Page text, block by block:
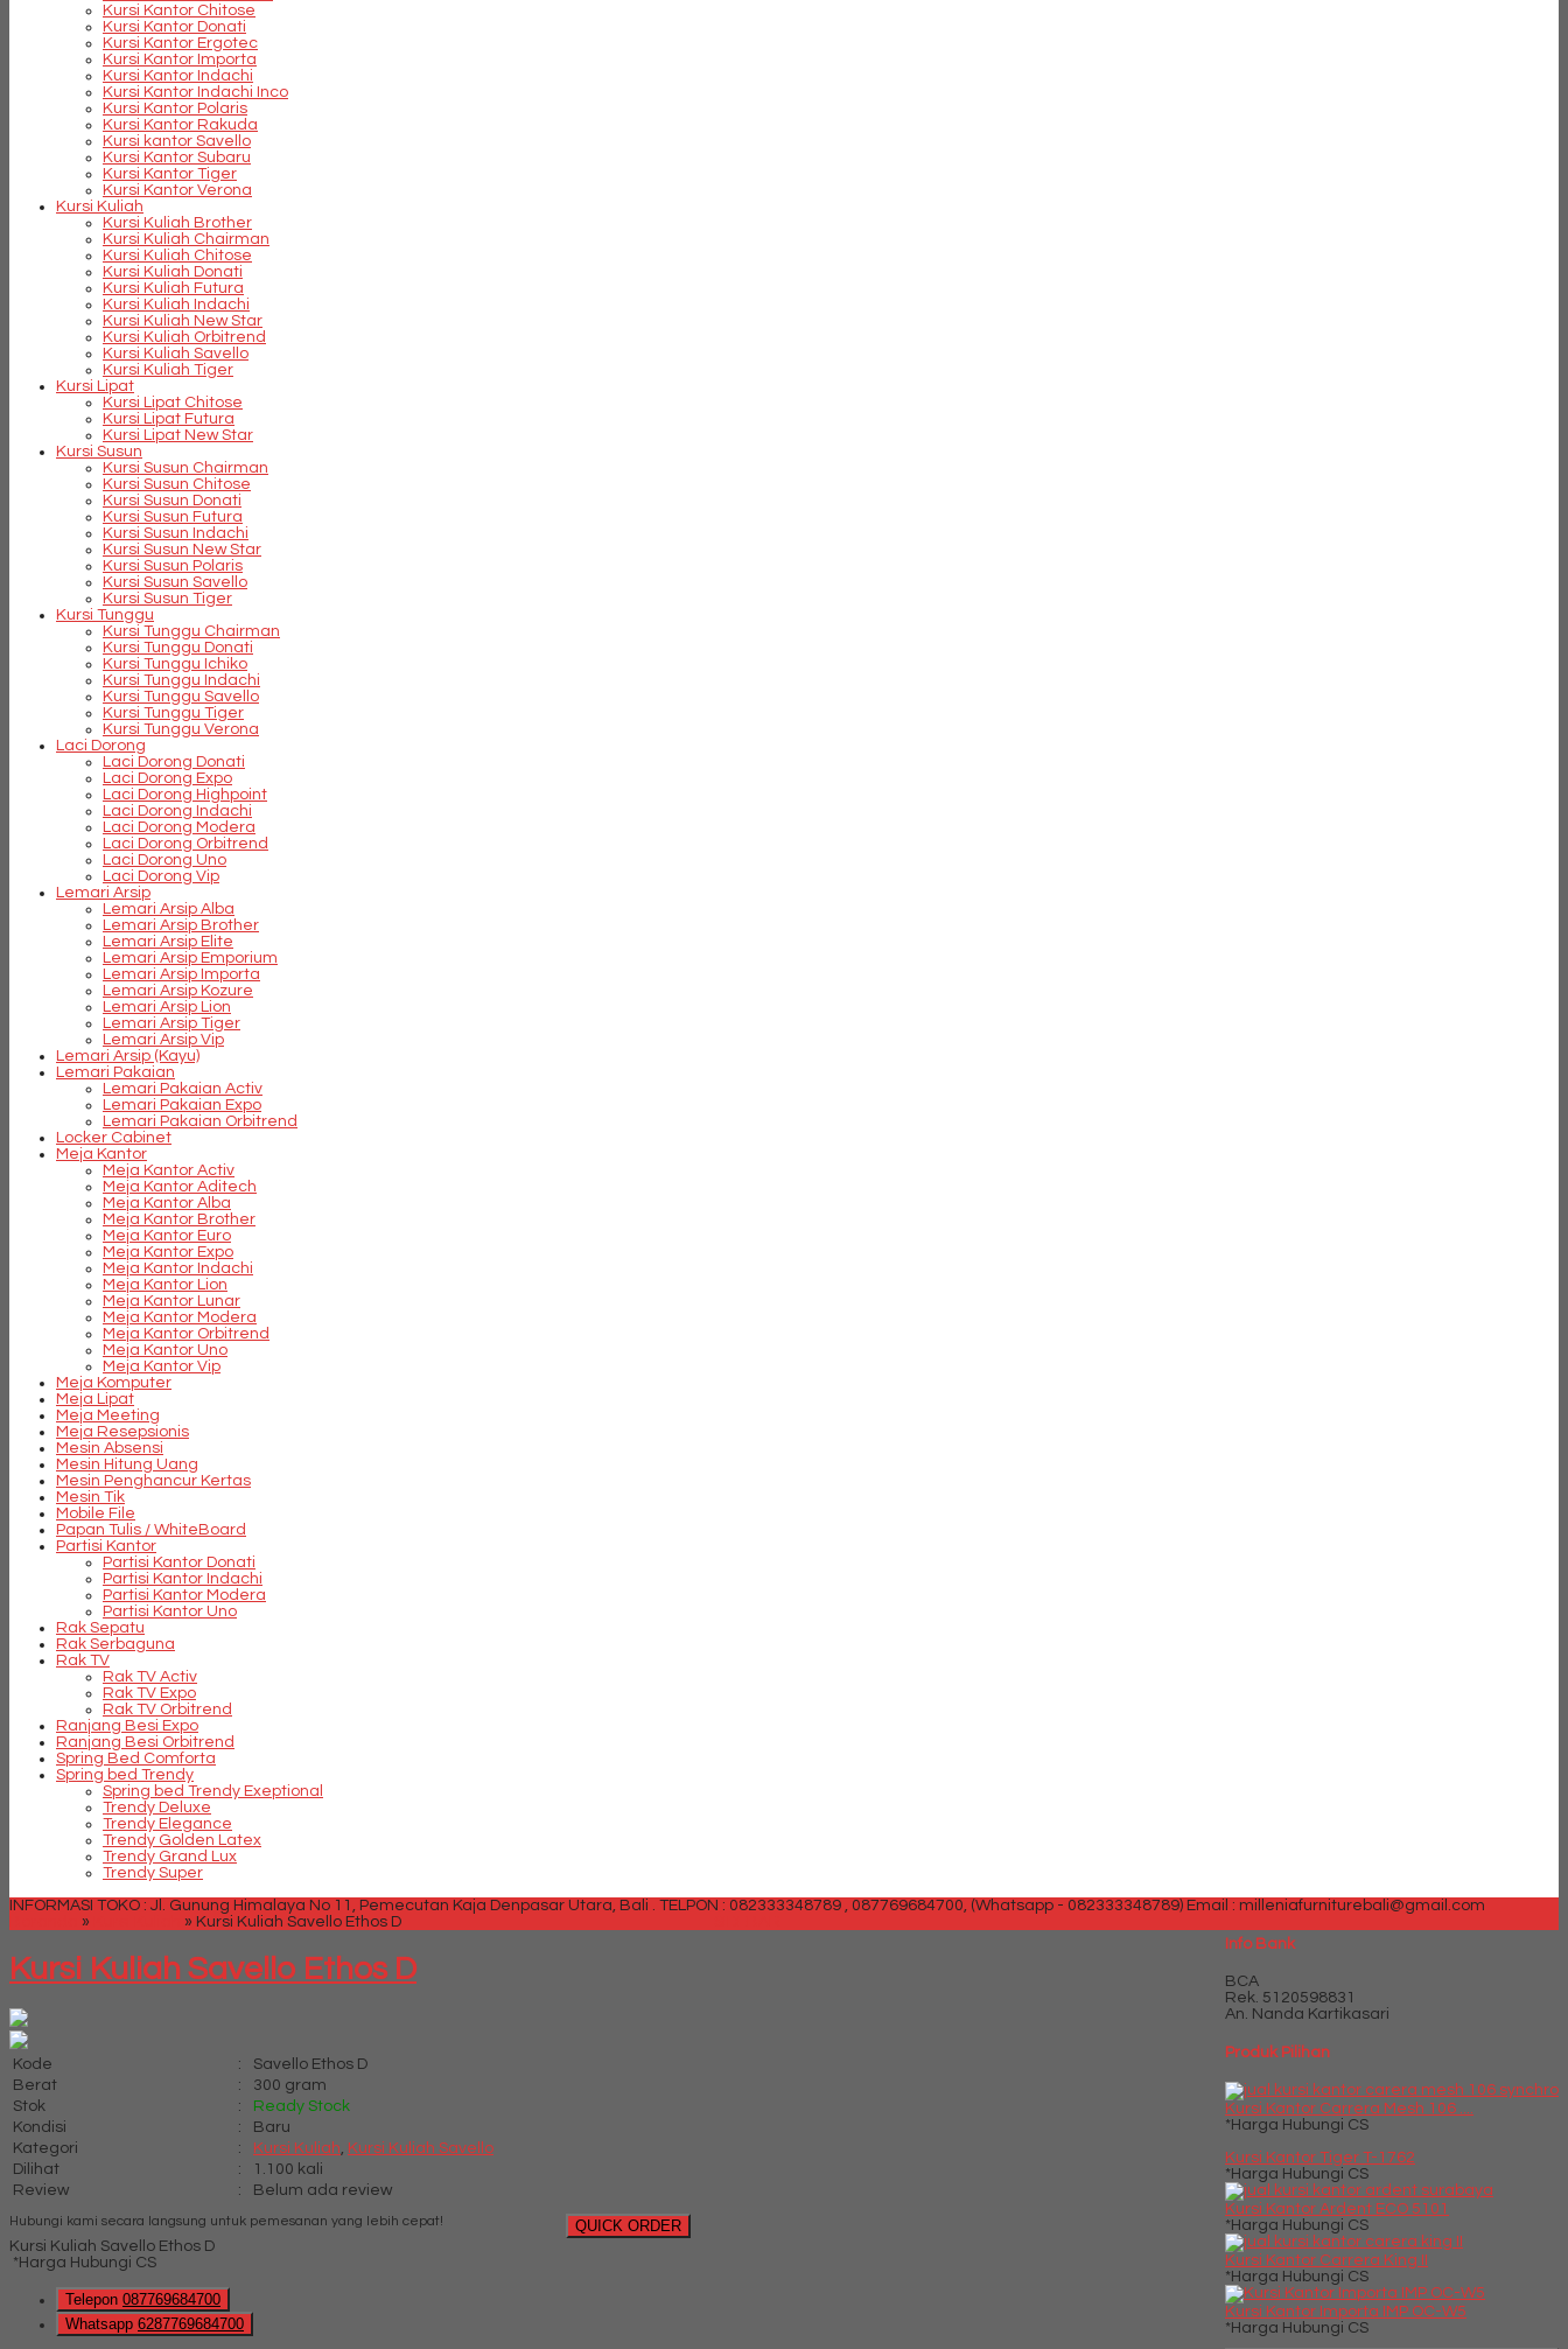
Kursi Kantor Chitose
Kursi Kantor Donati
Kursi Kantor Ergotec
Kursi Kantor Importa
Kursi Kantor Indachi
Kursi Kantor Indachi Inco
Kursi Kantor Polaris
Kursi Kantor Rakuda
Kursi kantor Savello
Kursi Kantor Subaru
Kursi Kantor Tiger
Kursi Kantor Verona
Kursi Kuliah
Kursi Kuliah Brother
Kursi Kuliah Chairman
Kursi Kuliah Chitose
Kursi Kuliah Donati
Kursi Kuliah Futura
Kursi Kuliah Indachi
Kursi Kuliah New Star
Kursi Kuliah Orbitrend
Kursi Kuliah Savello
Kursi Kuliah Tiger
Kursi Lipat
Kursi Lipat Chitose
Kursi Lipat Futura
Kursi Lipat New Star
Kursi Susun
Kursi Susun Chairman
Kursi Susun Chitose
Kursi Susun Donati
Kursi Susun Futura
Kursi Susun Indachi
Kursi Susun New Star
Kursi Susun Polaris
Kursi Susun Savello
Kursi Susun Tiger
Kursi Tunggu
Kursi Tunggu Chairman
Kursi Tunggu Donati
Kursi Tunggu Ichiko
Kursi Tunggu Indachi
Kursi Tunggu Savello
Kursi Tunggu Tiger
Kursi Tunggu Verona
Laci Dorong
Laci Dorong Donati
Laci Dorong Expo
Laci Dorong Highpoint
Laci Dorong Indachi
Laci Dorong Modera
Laci Dorong Orbitrend
Laci Dorong Uno
Laci Dorong Vip
Lemari Arsip
Lemari Arsip Alba
Lemari Arsip Brother
Lemari Arsip Elite
Lemari Arsip Emporium
Lemari Arsip Importa
Lemari Arsip Kozure
Lemari Arsip Lion
Lemari Arsip Tiger
Lemari Arsip Vip
Lemari Arsip (Kayu)
Lemari Pakaian
Lemari Pakaian Activ
Lemari Pakaian Expo
Lemari Pakaian Orbitrend
Locker Cabinet
Meja Kantor
Meja Kantor Activ
Meja Kantor Aditech
Meja Kantor Alba
Meja Kantor Brother
Meja Kantor Euro
Meja Kantor Expo
Meja Kantor Indachi
Meja Kantor Lion
Meja Kantor Lunar
Meja Kantor Modera
Meja Kantor Orbitrend
Meja Kantor Uno
Meja Kantor Vip
Meja Komputer
Meja Lipat
Meja Meeting
Meja Resepsionis
Mesin Absensi
Mesin Hitung Uang
Mesin Penghancur Kertas
Mesin Tik
Mobile File
Papan Tulis / WhiteBoard
Partisi Kantor
Partisi Kantor Donati
Partisi Kantor Indachi
Partisi Kantor Modera
Partisi Kantor Uno
Rak Sepatu
Rak Serbaguna
Rak TV
Rak TV Activ
Rak TV Expo
Rak TV Orbitrend
Ranjang Besi Expo
Ranjang Besi Orbitrend
Spring Bed Comforta
Spring bed Trendy
Spring bed Trendy Exeptional
Trendy Deluxe
Trendy Elegance
Trendy Golden Latex
Trendy Grand Lux
Trendy Super
INFORMASI TOKO : Jl. Gunung Himalaya No 11, Pemecutan Kaja Denpasar Utara, Bali . TELPON : 082333348789 , 087769684700, (Whatsapp - 082333348789) Email : milleniafurniturebali@gmail.com
» » Kursi Kuliah Savello Ethos D
Kursi Kuliah Savello Ethos D
Kode :
Savello Ethos D
Berat
:
300 gram
Stok
:
Ready Stock
Kondisi
:
Baru
Kategori
: Kursi Kuliah Kursi Kuliah Savello
Dilihat
:
1.100 kali
Review
: Belum ada review
QUICK ORDER
Hubungi kami secara langsung untuk pemesanan yang lebih cepat!
Kursi Kuliah Savello Ethos D
*Harga Hubungi CS
Telepon 087769684700
Whatsapp 6287769684700
Info Bank
BCA
Rek. 5120598831
An. Nanda Kartikasari
Produk Pilihan
Kursi Kantor Carrera Mesh 106 ....
*Harga Hubungi CS
Kursi Kantor Tiger T-1762
*Harga Hubungi CS
Kursi Kantor Ardent ECO 5101
*Harga Hubungi CS
Kursi Kantor Carrera King II
*Harga Hubungi CS
Kursi Kantor Importa IMP OC-W5
*Harga Hubungi CS